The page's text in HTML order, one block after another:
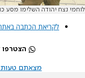
לוחמי נצח יהודה השלימו מסע
לקריאת הכתבה
הצטרפו
מצאתם טעות